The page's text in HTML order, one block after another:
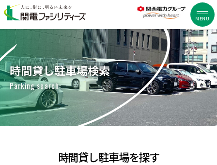
MENU
時間貸し駐車場検索
Parking search
時間貸し駐車場を探す